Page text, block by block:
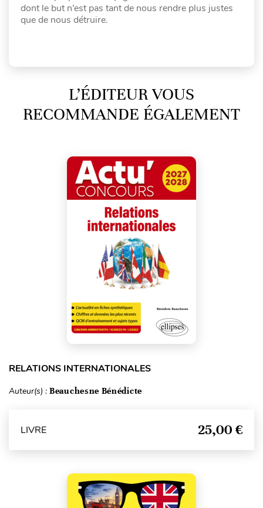
dont le but n’est pas tant de nous rendre plus justes
que de nous détruire.
L’ÉDITEUR VOUS
RECOMMANDE ÉGALEMENT
RELATIONS INTERNATIONALES
Auteur(s) : Beauchesne Bénédicte
LIVRE 25,00 €